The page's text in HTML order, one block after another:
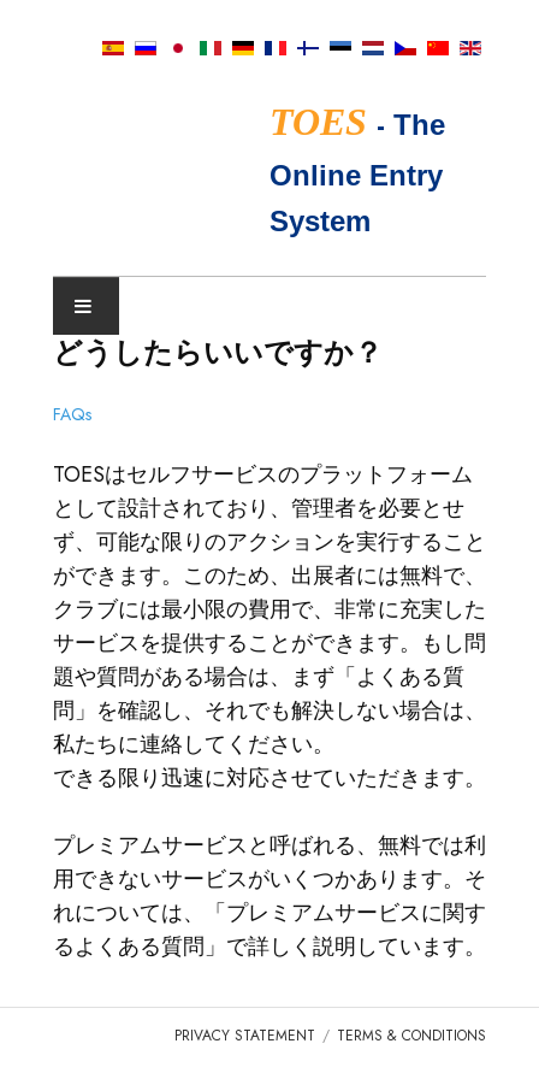
TOES - The
Online Entry
System
ショーカレンダー
TICA審査員
よくあるご質問
ログイン
TICA.ORGへ行く
REPORTED ISSUES
CAT SHOW APP FAQ'S
どうしたらいいですか？
FAQs
TOESはセルフサービスのプラットフォーム
として設計されており、管理者を必要とせ
ず、可能な限りのアクションを実行すること
ができます。このため、出展者には無料で、
クラブには最小限の費用で、非常に充実した
サービスを提供することができます。もし問
題や質問がある場合は、まず「よくある質
問」を確認し、それでも解決しない場合は、
私たちに連絡してください。
できる限り迅速に対応させていただきます。
プレミアムサービスと呼ばれる、無料では利
用できないサービスがいくつかあります。そ
れについては、「プレミアムサービスに関す
るよくある質問」で詳しく説明しています。
PRIVACY STATEMENT TERMS & CONDITIONS